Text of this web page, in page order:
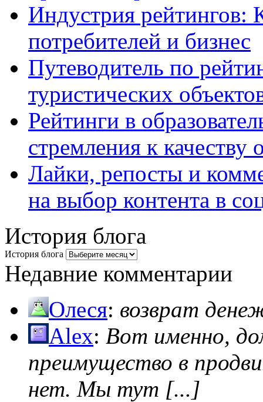
Индустрия рейтингов:
потребителей и бизнес
Путеводитель по
туристических
Рейтинги в
стремления к качеству
Лайки, репосты и
на выбор контента в
История блога
История блога
Недавние комментарии
Олеся: возврат
Alex: Вот именно,
преимущество в
нет. Мы тут [...]